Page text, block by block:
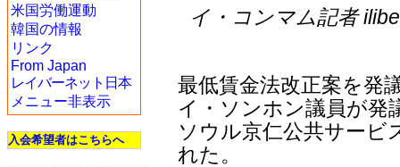
米国労働運動
韓国の情報
リンク
From Japan
レイバーネット日本
メニュー非表示
入会希望者はこちらへ
イ・コンマム記者
最低賃金法改正案を発
イ・ソンホン議員が発
ソウル京仁公共サービ
れた。